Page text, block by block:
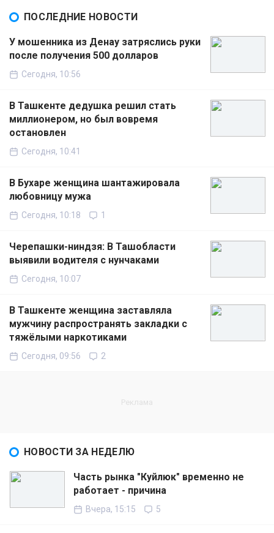
ПОСЛЕДНИЕ НОВОСТИ
У мошенника из Денау затряслись руки
после получения 500 долларов
Сегодня, 10:56
В Ташкенте дедушка решил стать
миллионером, но был вовремя
остановлен
Сегодня, 10:41
В Бухаре женщина шантажировала
любовницу мужа
Сегодня, 10:18 1
Черепашки-ниндзя: В Ташобласти
выявили водителя с нунчаками
Сегодня, 10:07
В Ташкенте женщина заставляла
мужчину распространять закладки с
тяжёлыми наркотиками
Сегодня, 09:56 2
НОВОСТИ ЗА НЕДЕЛЮ
Часть рынка "Куйлюк" временно не
работает - причина
Вчера, 15:15 5